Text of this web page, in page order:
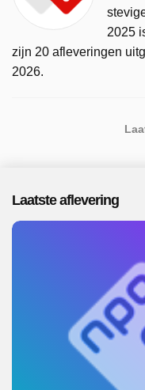
2025
zijn 20 afleveringen
2026.
Laatste aflevering